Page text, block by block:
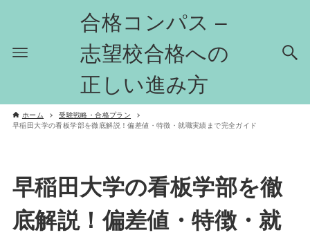
合格コンパス –
志望校合格への
正しい進み方
ホーム
受験戦略・合格プラン
早稲田大学の看板学部を徹底解説！偏差値・特徴・就職実績まで完全ガイド
早稲田大学の看板学部を徹
底解説！偏差値・特徴・就